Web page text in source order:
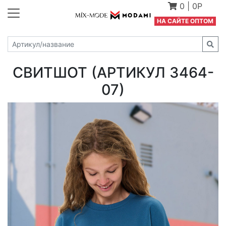
0 0Р
НА САЙТЕ ОПТОМ
СВИТШОТ (АРТИКУЛ 3464-
07)